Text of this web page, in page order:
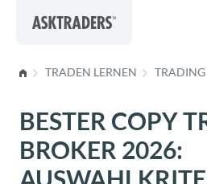
TRADEN LERNEN TRADING
BESTER COPY
BROKER 2026: